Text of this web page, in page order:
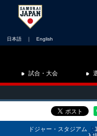
日本語 ｜ English
試合・大会
ドジャー・スタジアム